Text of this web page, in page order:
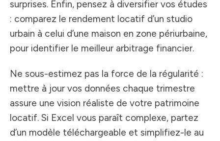
surprises. Enfin, pensez à diversifier vos études
: comparez le rendement locatif d’un studio
urbain à celui d’une maison en zone périurbaine,
pour identifier le meilleur arbitrage financier.
Ne sous-estimez pas la force de la régularité :
mettre à jour vos données chaque trimestre
assure une vision réaliste de votre patrimoine
locatif. Si Excel vous paraît complexe, partez
d’un modèle téléchargeable et simplifiez-le au